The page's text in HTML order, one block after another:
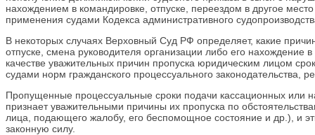
нахождением в командировке, отпуске, переездом в другое
применения судами Кодекса административного
В некоторых случаях Верховный Суд РФ определяет, какие
отпуске, смена руководителя организации либо его нахождение
качестве уважительных причин пропуска юридическим лицом
судами норм гражданского процессуального законодательства,
Пропущенные процессуальные сроки подачи кассационных или
признает уважительными причины их пропуска по
лица, подающего жалобу, его беспомощное состояние и др.), и
законную силу.